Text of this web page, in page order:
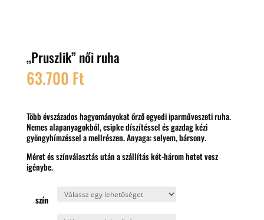
„Pruszlik” női ruha
63.700 Ft
Több évszázados hagyományokat őrző egyedi iparműveszeti ruha.
Nemes alapanyagokból, csipke díszítéssel és gazdag kézi
gyöngyhímzéssel a mellrészen. Anyaga: selyem, bársony.
Méret és színválasztás után a szállítás két-három hetet vesz
igénybe.
szín